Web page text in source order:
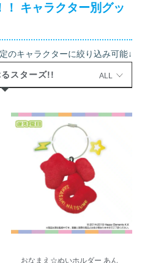
！ キャラクター別グッ
のキャラクターに絞り込み可能↓
スターズ!! ALL
おなまえ☆ぬいホルダー あん